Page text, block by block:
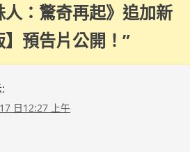
：驚奇再起》追加新
預告片公開！ ”
日12:27 上午